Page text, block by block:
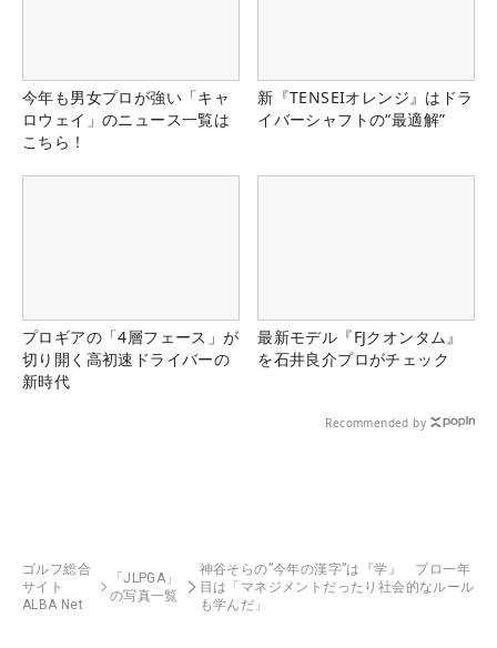
今年も男女プロが強い「キャ
ロウェイ」のニュース一覧は
こちら！
新『TENSEIオレンジ』はドラ
イバーシャフトの“最適解”
プロギアの「4層フェース」が
切り開く高初速ドライバーの
新時代
最新モデル『FJクオンタム』
を石井良介プロがチェック
Recommended by
ゴルフ総合
サイト
ALBA Net
「JLPGA」
の写真一覧
神谷そらの”今年の漢字”は『学』 プロ一年
目は「マネジメントだったり社会的なルール
も学んだ」